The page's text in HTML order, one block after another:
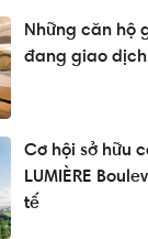
Những căn hộ
đang giao dịch
Cơ hội sở hữu
LUMIÈRE
tế